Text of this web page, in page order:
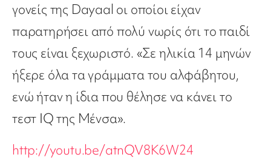
γονείς της Dayaal οι οποίοι είχαν
παρατηρήσει από πολύ νωρίς ότι το παιδί
τους είναι ξεχωριστό. «Σε ηλικία 14 μηνών
ήξερε όλα τα γράμματα του αλφάβητου,
ενώ ήταν η ίδια που θέλησε να κάνει το
τεστ IQ της Μένσα».
http://youtu.be/atnQV8K6W24